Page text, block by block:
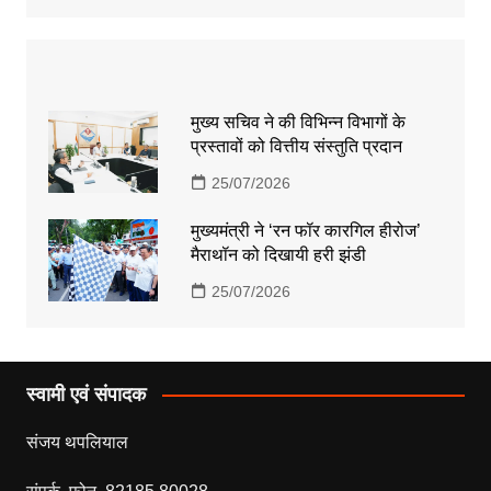
मुख्य सचिव ने की विभिन्न विभागों के
प्रस्तावों को वित्तीय संस्तुति प्रदान
25/07/2026
मुख्यमंत्री ने ‘रन फॉर कारगिल हीरोज’
मैराथॉन को दिखायी हरी झंडी
25/07/2026
स्वामी एवं संपादक
संजय थपलियाल